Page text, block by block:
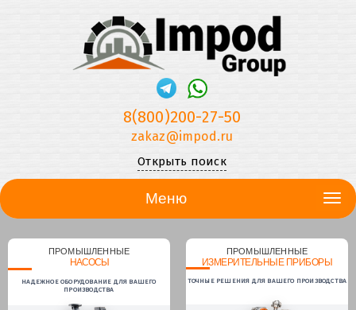
8(800)200-27-50
zakaz@impod.ru
Открыть поиск
Меню
ПРОМЫШЛЕННЫЕ
НАСОСЫ
НАДЕЖНОЕ ОБОРУДОВАНИЕ ДЛЯ ВАШЕГО
ПРОИЗВОДСТВА
ПРОМЫШЛЕННЫЕ
ИЗМЕРИТЕЛЬНЫЕ ПРИБОРЫ
ТОЧНЫЕ РЕШЕНИЯ ДЛЯ ВАШЕГО ПРОИЗВОДСТВА